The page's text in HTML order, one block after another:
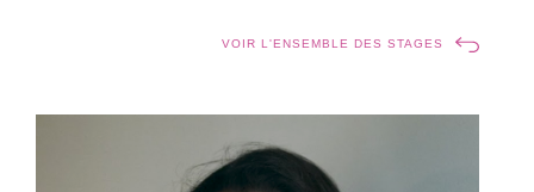
VOIR L'ENSEMBLE DES STAGES